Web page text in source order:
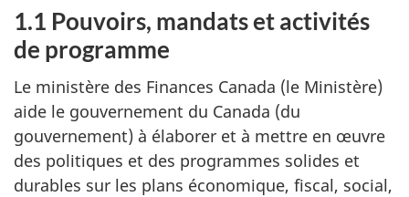
1.1 Pouvoirs, mandats et activités
de programme
Le ministère des Finances Canada (le Ministère)
aide le gouvernement du Canada (du
gouvernement) à élaborer et à mettre en œuvre
des politiques et des programmes solides et
durables sur les plans économique, fiscal, social,